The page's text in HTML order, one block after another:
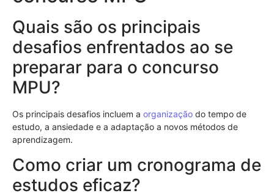
Quais são os principais
desafios enfrentados ao se
preparar para o concurso
MPU?
Os principais desafios incluem a organização do tempo de
estudo, a ansiedade e a adaptação a novos métodos de
aprendizagem.
Como criar um cronograma de
estudos eficaz?